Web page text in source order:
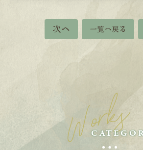
次へ 一覧へ戻る
Works